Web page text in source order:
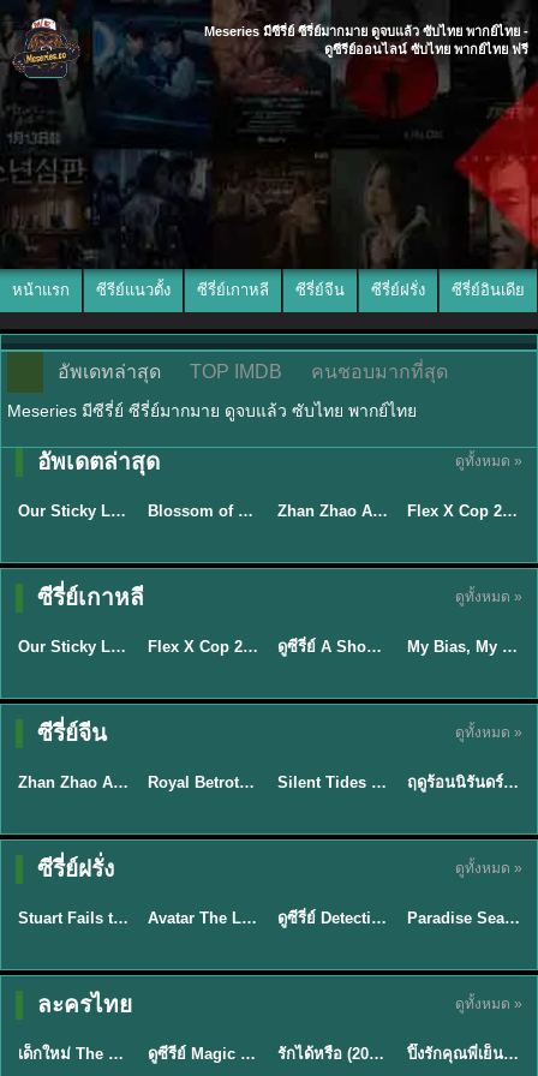
Meseries มีซีรี่ย์ ซีรี่ย์มากมาย ดูจบแล้ว ซับไทย พากย์ไทย -
ดูซีรีย์ออนไลน์ ซับไทย พากย์ไทย ฟรี
หน้าแรก ซีรีย์แนวตั้ง ซีรี่ย์เกาหลี ซีรี่ย์จีน ซีรี่ย์ฝรั่ง ซีรี่ย์อินเดีย
อัพเดทล่าสุด TOP IMDB คนชอบมากที่สุด
Meseries มีซีรี่ย์ ซีรี่ย์มากมาย ดูจบแล้ว ซับไทย พากย์ไทย
อัพเดตล่าสุด ดูทั้งหมด »
★6
ซับไทย
Our Sticky Love รักติดหนึบ (2026) พากย์ไทย ซับไทย EP.1-12 Blossom of Power (2026) บุหงาซ่อนคม พากย์ไทย ซับไทย EP1-36 ★5 Zhan Zhao Adventures จั่นเจาตะลุยยุทธภพ (2026) พากย์ไทย ซับไทย EP.1-37 (จบ) ★8
ซับไทย
Flex X Cop 2 คุณชายสายสืบ ซีซั่น 2 (2026) พากย์ไทย ซับไทย EP.1-14
ซีรี่ย์เกาหลี ดูทั้งหมด »
★6
ซับไทย
Our Sticky Love รักติดหนึบ (2026) พากย์ไทย ซับไทย EP.1-12 ★8 Flex X Cop 2 คุณชายสายสืบ ซีซั่น 2 (2026) พากย์ไทย ซับไทย EP.1-14 ★8 EP.16ดูซีรี่ย์ A Shop for Killers 2 ร้านลับนักฆ่า ซีซัน 2 (2026) ซับไทย-พากย์ไทย
ซับไทย
My Bias, My Boss เมื่อเมนฉันเป็นประธานบริษัท (2026) พากย์ไทย ซับไทย EP.1-12
ซีรี่ย์จีน ดูทั้งหมด »
★5
พากย์ไทย
Zhan Zhao Adventures จั่นเจาตะลุยยุทธภพ (2026) พากย์ไทย ซับไทย EP.1-37 (จบ) ★9 Royal Betrothal (2026) สัญญาวิวาห์แห่งราชวงศ์ พากย์ไทย ซับไทย EP1-32 ★9.5 Silent Tides คลื่นลมลวง (2025) พากย์ไทย ซับไทย EP.1-31 ★8.8
พากย์ไทย
ฤดูร้อนนิรันดร์ (2026) Never-Ending Summer พากย์ไทย EP.1-29
ซีรี่ย์ฝรั่ง ดูทั้งหมด »
★9.3
พากย์ไทย
Stuart Fails to Save the Universe สจ๊วตล่มแผนกู้จักรวาล (2026) พากย์ไทย ซับไทย EP.1-10 ★7.8 EP.7Avatar The Last Airbender 2 เณรน้อยเจ้าอภินิหาร พากย์ไทย EP.9ดูซีรี่ย์ Detective Hole (2026) พากย์ไทย HD ฟรี อัปเดตล่าสุด Netflix EP.8
พากย์ไทย
Paradise Season 2 (2026) พากย์ไทย EP1-8 ดูซีรี่ย์ฝรั่ง HD ครบทุกตอน
ละครไทย ดูทั้งหมด »
★ 8 EP.6
พากย์ไทย
เด็กใหม่ The Reset 2026 EP1-6 พากย์ไทย ดูซีรี่ย์ Netflix ล่าสุด HD ดูซีรีย์ Magic Move (2026) ทำนายทายรัก Thai EP.1-10 HD รักได้หรือ (2026) YOUNG Let's Begin Again พากย์ไทย EP.1-19 ★8
พากย์ไทย
ปิ๊งรักคุณพี่เย็นชา (2026) Frozen Valentine EP.1-10 (จบ)